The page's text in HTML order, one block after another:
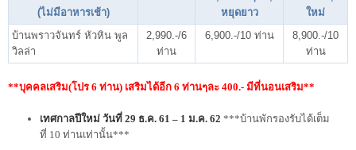
(ไม่มีอาหารเช้า)
หยุดยาว
ใหม่
บ้านพราวจันทร์ หัวหิน พูล
วิลล่า
2,990.-/6
ท่าน
6,900.-/10 ท่าน
8,900.-/10
ท่าน
**บุคคลเสริม(โปร 6 ท่าน) เสริมได้อีก 6 ท่านๆละ 400.- มีที่นอนเสริม**
เทศกาลปีใหม่ วันที่ 29 ธ.ค. 61 – 1 ม.ค. 62 ***บ้านพักรองรับได้เต็ม
ที่ 10 ท่านเท่านั้น***